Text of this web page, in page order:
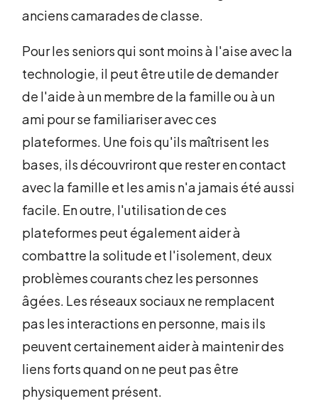
anciens camarades de classe.
Pour les seniors qui sont moins à l'aise avec la
technologie, il peut être utile de demander
de l'aide à un membre de la famille ou à un
ami pour se familiariser avec ces
plateformes. Une fois qu'ils maîtrisent les
bases, ils découvriront que rester en contact
avec la famille et les amis n'a jamais été aussi
facile. En outre, l'utilisation de ces
plateformes peut également aider à
combattre la solitude et l'isolement, deux
problèmes courants chez les personnes
âgées. Les réseaux sociaux ne remplacent
pas les interactions en personne, mais ils
peuvent certainement aider à maintenir des
liens forts quand on ne peut pas être
physiquement présent.